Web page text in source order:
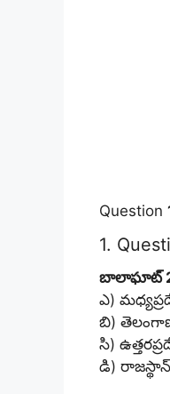
Question
1.
బాలాఘాట్
ఎ)
బి)
సి)
డి) రాజస్థాన్